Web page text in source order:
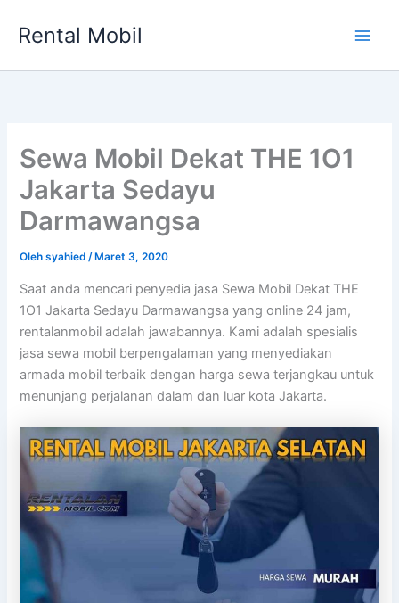
Rental Mobil
Sewa Mobil Dekat THE 1O1
Jakarta Sedayu
Darmawangsa
Olehsyahied/ Maret 3, 2020
Saat anda mencari penyedia jasa Sewa Mobil Dekat THE
1O1 Jakarta Sedayu Darmawangsa yang online 24 jam,
rentalanmobil adalah jawabannya. Kami adalah spesialis
jasa sewa mobil berpengalaman yang menyediakan
armada mobil terbaik dengan harga sewa terjangkau untuk
menunjang perjalanan dalam dan luar kota Jakarta.